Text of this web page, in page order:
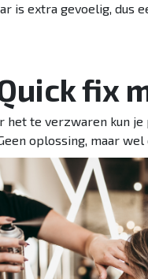
is extra gevoelig, dus
fix
het te verzwaren kun
oplossing, maar